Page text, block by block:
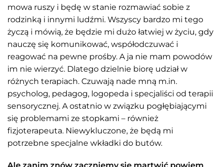
mowa ruszy i będę w stanie rozmawiać sobie z
rodzinką i innymi ludźmi. Wszyscy bardzo mi tego
życzą i mówią, że będzie mi dużo łatwiej w życiu, gdy
nauczę się komunikować, współodczuwać i
reagować na pewne prośby. A ja nie mam powodów
im nie wierzyć. Dlatego dzielnie biorę udział w
różnych terapiach. Czuwają nade mną m.in.
psycholog, pedagog, logopeda i specjaliści od terapii
sensorycznej. A ostatnio w związku pogłębiającymi
się problemami ze stopkami – również
fizjoterapeuta. Niewykluczone, że będą mi
potrzebne specjalne wkładki do butów.